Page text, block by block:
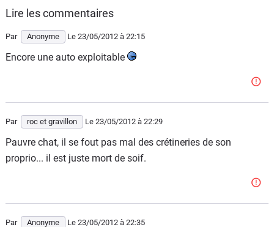
Services
Forum
Lire les commentaires
Par Anonyme Le 23/05/2012 à 22:15
Encore une auto exploitable
Par roc et gravillon Le 23/05/2012 à 22:29
Pauvre chat, il se fout pas mal des crétineries de son
proprio... il est juste mort de soif.
Par Anonyme Le 23/05/2012 à 22:35